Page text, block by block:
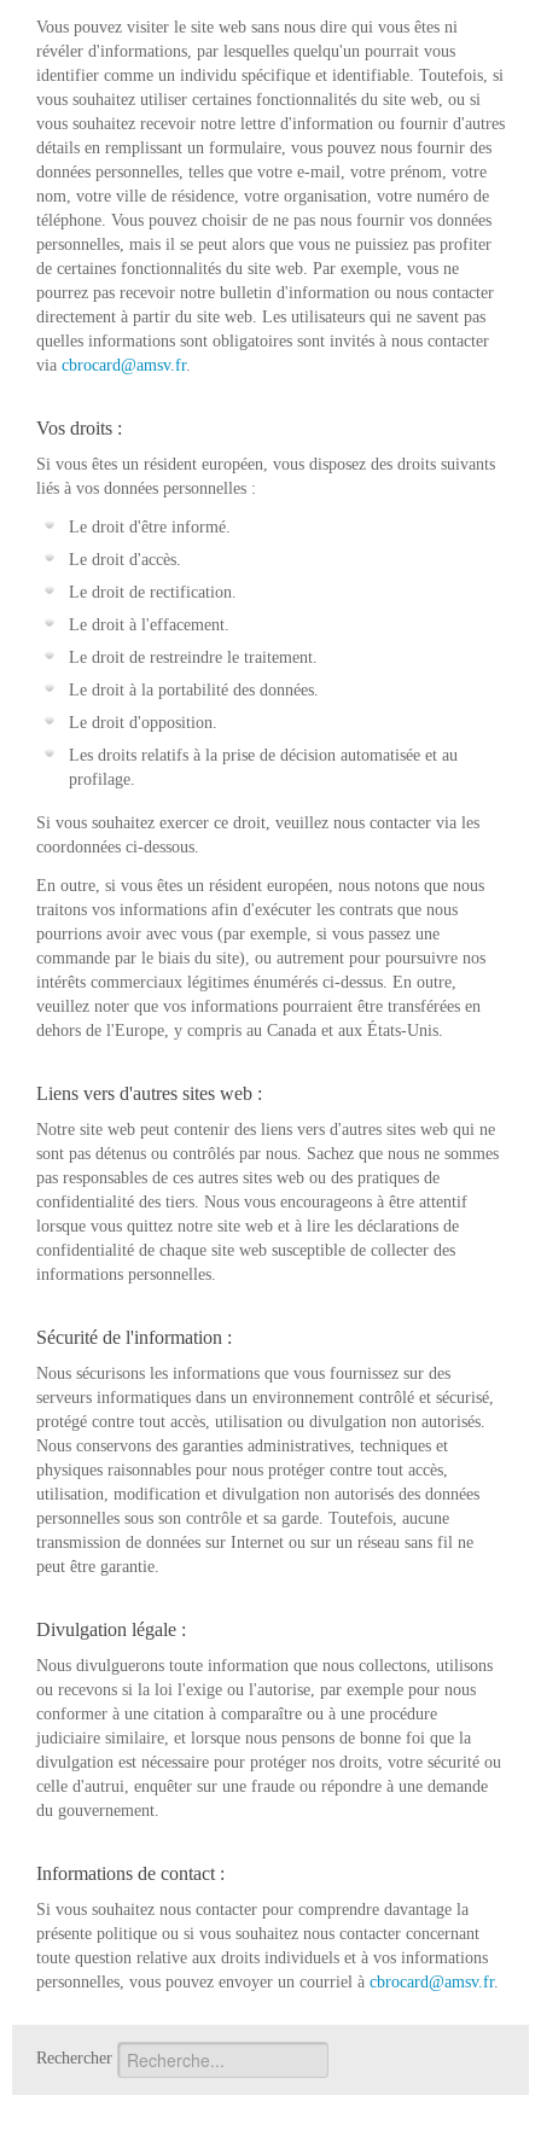
Vous pouvez visiter le site web sans nous dire qui vous êtes ni
révéler d'informations, par lesquelles quelqu'un pourrait vous
identifier comme un individu spécifique et identifiable. Toutefois, si
vous souhaitez utiliser certaines fonctionnalités du site web, ou si
vous souhaitez recevoir notre lettre d'information ou fournir d'autres
détails en remplissant un formulaire, vous pouvez nous fournir des
données personnelles, telles que votre e-mail, votre prénom, votre
nom, votre ville de résidence, votre organisation, votre numéro de
téléphone. Vous pouvez choisir de ne pas nous fournir vos données
personnelles, mais il se peut alors que vous ne puissiez pas profiter
de certaines fonctionnalités du site web. Par exemple, vous ne
pourrez pas recevoir notre bulletin d'information ou nous contacter
directement à partir du site web. Les utilisateurs qui ne savent pas
quelles informations sont obligatoires sont invités à nous contacter
via cbrocard@amsv.fr.
Vos droits :
Si vous êtes un résident européen, vous disposez des droits suivants
liés à vos données personnelles :
Le droit d'être informé.
Le droit d'accès.
Le droit de rectification.
Le droit à l'effacement.
Le droit de restreindre le traitement.
Le droit à la portabilité des données.
Le droit d'opposition.
Les droits relatifs à la prise de décision automatisée et au
profilage.
Si vous souhaitez exercer ce droit, veuillez nous contacter via les
coordonnées ci-dessous.
En outre, si vous êtes un résident européen, nous notons que nous
traitons vos informations afin d'exécuter les contrats que nous
pourrions avoir avec vous (par exemple, si vous passez une
commande par le biais du site), ou autrement pour poursuivre nos
intérêts commerciaux légitimes énumérés ci-dessus. En outre,
veuillez noter que vos informations pourraient être transférées en
dehors de l'Europe, y compris au Canada et aux États-Unis.
Liens vers d'autres sites web :
Notre site web peut contenir des liens vers d'autres sites web qui ne
sont pas détenus ou contrôlés par nous. Sachez que nous ne sommes
pas responsables de ces autres sites web ou des pratiques de
confidentialité des tiers. Nous vous encourageons à être attentif
lorsque vous quittez notre site web et à lire les déclarations de
confidentialité de chaque site web susceptible de collecter des
informations personnelles.
Sécurité de l'information :
Nous sécurisons les informations que vous fournissez sur des
serveurs informatiques dans un environnement contrôlé et sécurisé,
protégé contre tout accès, utilisation ou divulgation non autorisés.
Nous conservons des garanties administratives, techniques et
physiques raisonnables pour nous protéger contre tout accès,
utilisation, modification et divulgation non autorisés des données
personnelles sous son contrôle et sa garde. Toutefois, aucune
transmission de données sur Internet ou sur un réseau sans fil ne
peut être garantie.
Divulgation légale :
Nous divulguerons toute information que nous collectons, utilisons
ou recevons si la loi l'exige ou l'autorise, par exemple pour nous
conformer à une citation à comparaître ou à une procédure
judiciaire similaire, et lorsque nous pensons de bonne foi que la
divulgation est nécessaire pour protéger nos droits, votre sécurité ou
celle d'autrui, enquêter sur une fraude ou répondre à une demande
du gouvernement.
Informations de contact :
Si vous souhaitez nous contacter pour comprendre davantage la
présente politique ou si vous souhaitez nous contacter concernant
toute question relative aux droits individuels et à vos informations
personnelles, vous pouvez envoyer un courriel à cbrocard@amsv.fr.
Rechercher